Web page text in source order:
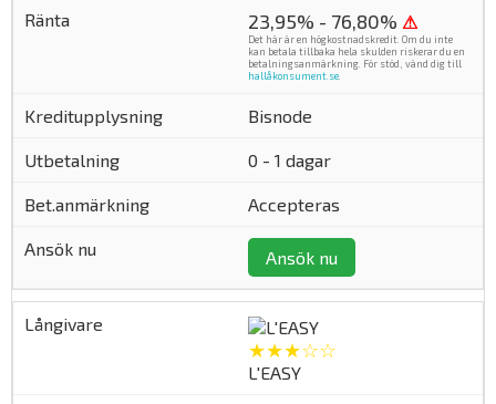
23,95% - 76,80% ⚠
Det här är en högkostnadskredit. Om du inte
kan betala tillbaka hela skulden riskerar du en
betalningsanmärkning. För stöd, vänd dig till
hallåkonsument.se
Bisnode
0 - 1 dagar
Accepteras
Ansök nu
★★★☆☆
L'EASY